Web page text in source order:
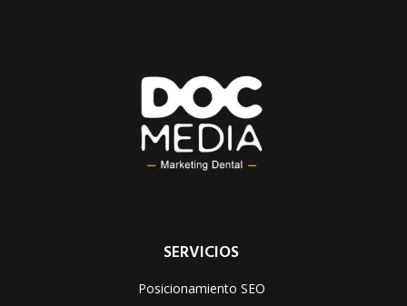
SERVICIOS
Posicionamiento SEO